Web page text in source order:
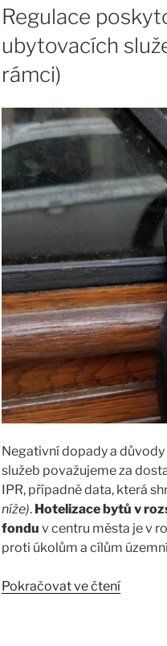
Regulace
ubytovacích
rámci)
Negativní dopady a
služeb považujeme za
IPR, případně data, která
níže). Hotelizace bytů v
fondu v centru města je v
proti úkolům a cílům
Pokračovat ve čtení